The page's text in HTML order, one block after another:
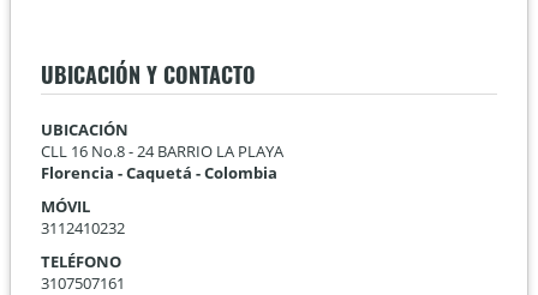
UBICACIÓN Y CONTACTO
UBICACIÓN
CLL 16 No.8 - 24 BARRIO LA PLAYA
Florencia - Caquetá - Colombia
MÓVIL
3112410232
TELÉFONO
3107507161